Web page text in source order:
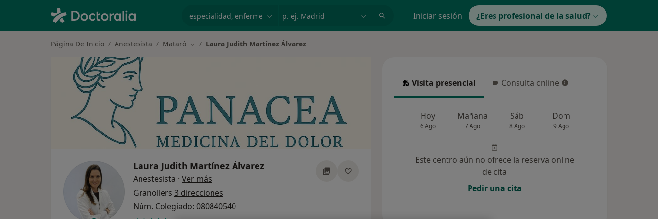
Iniciar sesión ¿Eres profesional de la salud?
Página De Inicio Anestesista Mataró Cambiar de ciudad
Laura Judith Martínez Álvarez
Laura Judith Martínez Álvarez
Anestesista · Ver más
Granollers 3 direcciones
Núm. Colegiado: 080840540
Visita presencial
Visita presencial Consulta online
Consulta online
Hoy
6 Ago
Mañana
7 Ago
Sáb
8 Ago
Dom
9 Ago
Este centro aún no ofrece la reserva online
de cita
Pedir una cita